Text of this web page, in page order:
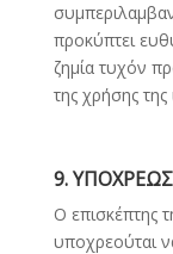
προκύπτει
ζημία τυχόν
της χρήσης
9.
Ο επισκέπτης
υποχρεούται